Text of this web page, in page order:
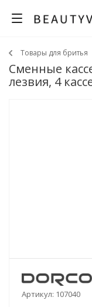
Товары для бритья
Сменные
лезвия, 4
Артикул: 107040